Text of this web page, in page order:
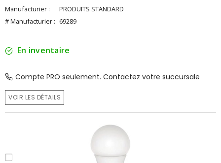
Manufacturier :
PRODUITS STANDARD
# Manufacturier : 69289
En inventaire
Compte PRO seulement. Contactez votre succursale
VOIR LES DÉTAILS